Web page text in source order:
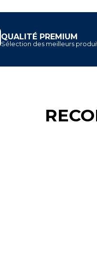
QUALITÉ PREMIUM
Sélection des meilleurs